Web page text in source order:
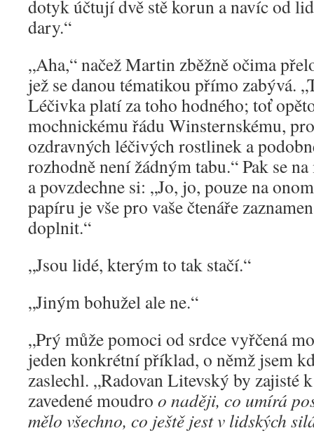
dotyk účtují dvě stě korun a navíc od
dary.“
„Aha,“ načež Martin zběžně očima
jež se danou tématikou přímo zabývá.
Léčivka platí za toho hodného; toť
mochnickému řádu Winsternskému,
ozdravných léčivých rostlinek a
rozhodně není žádným tabu.“ Pak se
a povzdechne si: „Jo, jo, pouze na
papíru je vše pro vaše čtenáře
doplnit.“
„Jsou lidé, kterým to tak stačí.“
„Jiným bohužel ale ne.“
„Prý může pomoci od srdce vyřčená
jeden konkrétní příklad, o němž jsem
zaslechl. „Radovan Litevský by zajisté
zavedené moudro o naději, co umírá
mělo všechno, co ještě jest v lidských